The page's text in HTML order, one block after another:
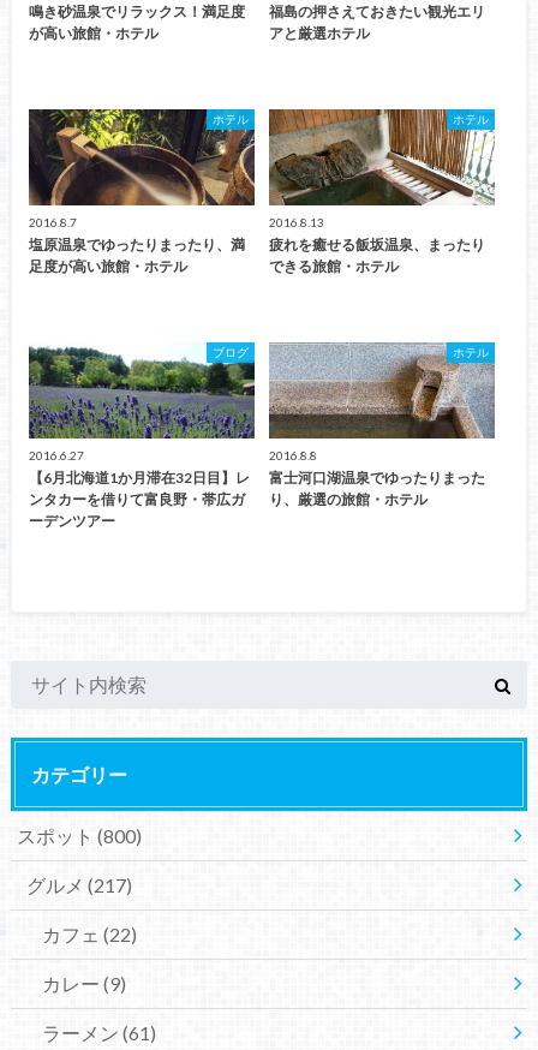
鳴き砂温泉でリラックス！満足度
が高い旅館・ホテル
福島の押さえておきたい観光エリ
アと厳選ホテル
ホテル
2016.8.7
塩原温泉でゆったりまったり、満
足度が高い旅館・ホテル
ホテル
2016.8.13
疲れを癒せる飯坂温泉、まったり
できる旅館・ホテル
ブログ
2016.6.27
【6月北海道1か月滞在32日目】レ
ンタカーを借りて富良野・帯広ガ
ーデンツアー
ホテル
2016.8.8
富士河口湖温泉でゆったりまった
り、厳選の旅館・ホテル
カテゴリー
スポット (800)
グルメ (217)
カフェ (22)
カレー (9)
ラーメン (61)